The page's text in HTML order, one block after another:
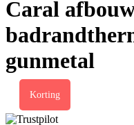
Caral
gunmetal
Korting